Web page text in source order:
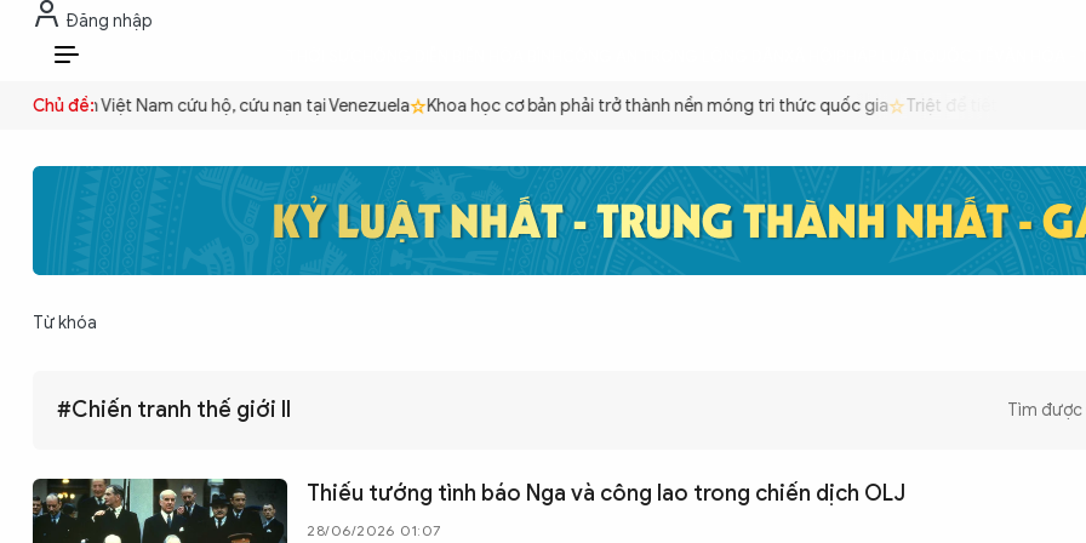
Đăng nhập
VI
CHỐNG DIỄN BIẾN HÒA BÌNH
CÔNG AN TRONG LÒNG DÂN
XÃ HỘI
PHÁP LUẬT
Chủ đề:
Công an Việt Nam cứu hộ, cứu nạn tại Venezuela Khoa học cơ bản phải trở thành nền móng tri thức quốc gia Triệt để tiết kiệm xăng
Từ khóa
#Chiến tranh thế giới II Tìm được
Thiếu tướng tình báo Nga và công lao trong chiến dịch OLJ
28/06/2026 01:07